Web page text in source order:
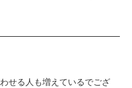
せる人も増えているでござ